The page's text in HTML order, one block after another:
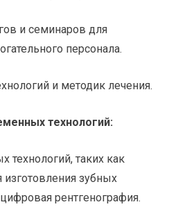
и семинаров для
персонала.
и методик лечения.
технологий:
таких как
зубных
рентгенография.